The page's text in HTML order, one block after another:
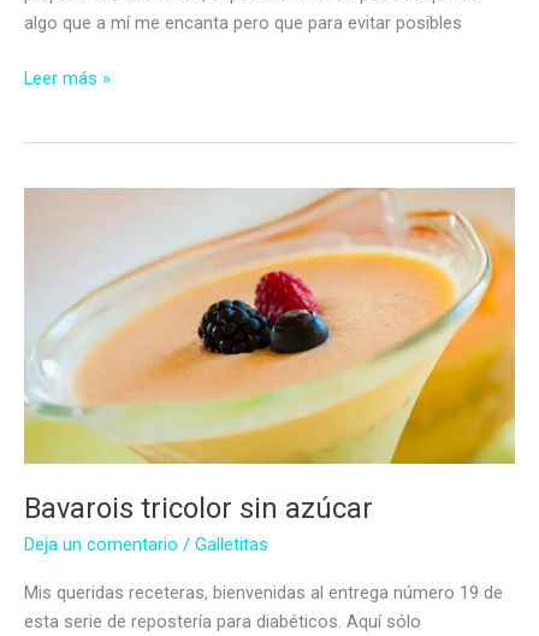
algo que a mí me encanta pero que para evitar posibles
Cuadraditos
azúcar
Leer más »
Bavarois tricolor sin azúcar
Deja un comentario / Galletitas
Mis queridas receteras, bienvenidas al entrega número 19 de
esta serie de repostería para diabéticos. Aquí sólo